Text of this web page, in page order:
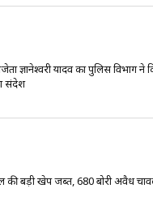
ज्ञानेश्वरी यादव का पुलिस विभाग ने
संदेश
की बड़ी खेप जब्त, 680 बोरी अवैध